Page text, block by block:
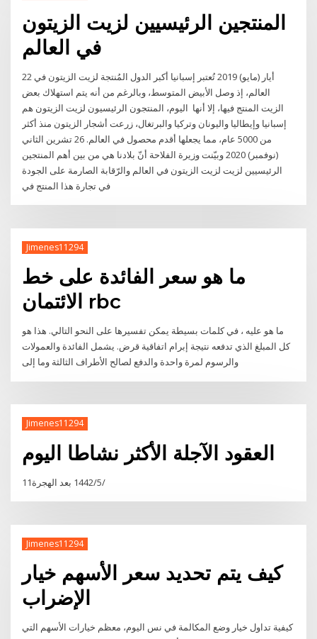
المنتجين الرئيسيين لزيت الزيتون
في العالم
22 أيار (مايو) 2019 تُعتبر إسبانيا أكبر الدول المُنتجة لزيت الزيتون في
العالم، إذ وصل الأبيض المتوسط، وبالرغم من أنه يتم استهلاك بعض
الزيت المنتج فيها، إلا أنها اليوم، المنتجون الرئيسيون لزيت الزيتون هم
إسبانيا وإيطاليا واليونان وتركيا والبرتغال، زرعت أشجار الزيتون منذ أكثر
من 5000 عام، مما يجعلها أقدم محصول في العالم. 26 تشرين الثاني
(نوفمبر) 2020 وبيّنت وزيرة الفلاحة أنّ بلادنا هي من بين أهم المنتجين
الرئيسيين لزيت لزيت الزيتون في العالم والرّقابة الصارمة على الجودة
Jimenes11294
ما هو سعر الفائدة على خط
الائتمان rbc
ما هو عليه ، في كلمات بسيطة يمكن تفسيرها على النحو التالي. هذا هو
كل المبلغ الذي تدفعه نتيجة إبرام اتفاقية قرض. يشمل الفائدة والعمولات
والرسوم لمرة واحدة والدفع لصالح الأطراف الثالثة وما إلى
Jimenes11294
العقود الآجلة الأكثر نشاطا اليوم
11‏‏/5‏‏/1442 بعد الهجرة
Jimenes11294
كيف يتم تحديد سعر الأسهم خيار
الإضراب
كيفية تداول خيار وضع المكالمة في نس اليوم، معظم خيارات الأسهم التي